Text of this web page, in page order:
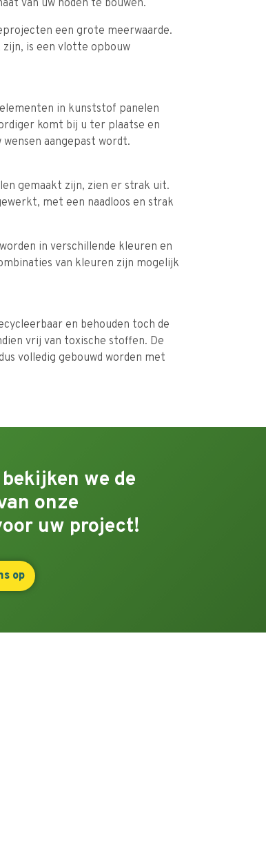
van uw noden te bouwen.
een grote meerwaarde.
is een vlotte opbouw
in kunststof panelen
komt bij u ter plaatse en
aangepast wordt.
gemaakt zijn, zien er strak uit.
met een naadloos en strak
in verschillende kleuren en
van kleuren zijn mogelijk
en behouden toch de
vrij van toxische stoffen. De
volledig gebouwd worden met
bekijken we de
onze
uw project!
op